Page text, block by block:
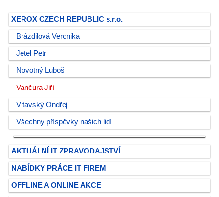
XEROX CZECH REPUBLIC s.r.o.
Brázdilová Veronika
Jetel Petr
Novotný Luboš
Vančura Jiří
Vltavský Ondřej
Všechny příspěvky našich lidí
AKTUÁLNÍ IT ZPRAVODAJSTVÍ
NABÍDKY PRÁCE IT FIREM
OFFLINE A ONLINE AKCE